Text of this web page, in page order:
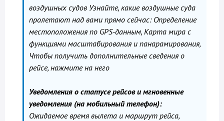
воздушных судов Узнайте, какие воздушные суда
пролетают над вами прямо сейчас: Определение
местоположения по GPS-данным, Карта мира с
функциями масштабирования и панарамирования,
Чтобы получить дополнительные сведения о
рейсе, нажмите на него
Уведомления о статусе рейсов и мгновенные
уведомления (на мобильный телефон):
Ожидаемое время вылета и маршрут рейса,